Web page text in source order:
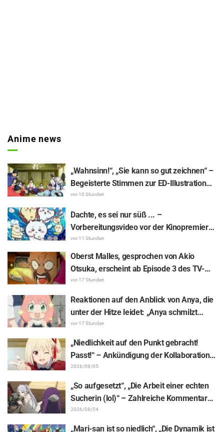
Anime news
„Wahnsinn!“, „Sie kann so gut zeichnen“ –
Begeisterte Stimmen zur ED-Illustration
von Asaki Yuikawa, der Sprecherin der
Episode 13
vor 10 Stunden
Dachte, es sei nur süß ... –
Vorbereitungsvideo vor der Kinopremiere
von „Chiikawa“ sorgt mit überraschender
Kluft für Erstaunen: „Härter als gedacht“,
„Es geht nur um Arbeit“
vor 11 Stunden
Oberst Malles, gesprochen von Akio
Otsuka, erscheint ab Episode 3 des TV-
Animes „The Ghost in the Shell“! Cast-
Kommentar & Endcard enthüllt
vor 17 Stunden
Reaktionen auf den Anblick von Anya, die
unter der Hitze leidet: „Anya schmilzt
dahin“ – „SPY x FAMILY“-
Ankündigungsillustration sorgt für
Aufsehen
vor 17 Stunden
„Niedlichkeit auf den Punkt gebracht!
Passt!“ – Ankündigung der Kollaboration
zwischen „Lycoris Recoil“ und Kumamine
von „Shigoto Neko“ sorgt für zahlreiche
„Passt!“-Reaktionen
2026/08/05
„So aufgesetzt“, „Die Arbeit einer echten
Sucherin (lol)“ – Zahlreiche Kommentare
zu einer Frieren-Plüschfigur, die in einer
Ausstellungs-Mimik steckt: „Frieren –
2026/08/04
„Mari-san ist so niedlich“, „Die Dynamik ist